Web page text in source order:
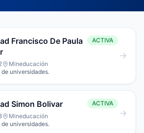
Francisco De Paula
ACTIVA
Mineducación
universidades.
Simon Bolivar ACTIVA
Mineducación
universidades.